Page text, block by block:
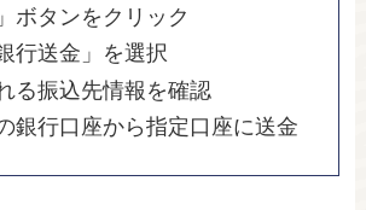
ボタンをクリック
行送金」を選択
る振込先情報を確認
銀行口座から指定口座に送金